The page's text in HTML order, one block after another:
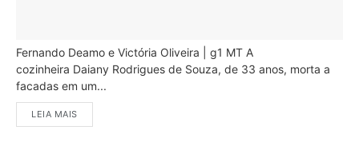
Fernando Deamo e Victória Oliveira | g1 MT A
cozinheira Daiany Rodrigues de Souza, de 33 anos, morta a
facadas em um...
LEIA MAIS